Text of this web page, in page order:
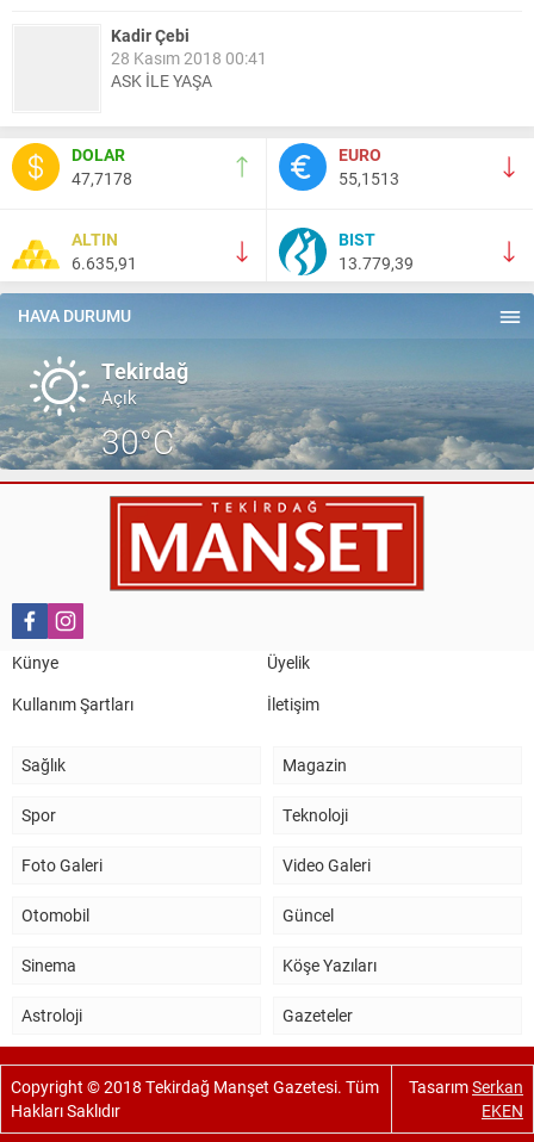
Kadir Çebi
28 Kasım 2018 00:41
ASK İLE YAŞA
Nail Kazanç
10 Mart 2023 21:36
HAYDİ TEKİRDAĞ MAÇA !!!!
Salih Canikli
5 Kasım 2024 19:54
TEKİRDAĞ İL EMNİYET MÜDÜRÜMÜZE HAYIRLI OLSUN
DOLAR
47,7178
EURO
55,1513
ALTIN
6.635,91
BIST
13.779,39
HAVA DURUMU
Tekirdağ
Açık
30°C
Künye
Üyelik
Kullanım Şartları
İletişim
Sağlık Magazin
Spor Teknoloji
Foto Galeri Video Galeri
Otomobil Güncel
Sinema Köşe Yazıları
Astroloji Gazeteler
Copyright © 2018 Tekirdağ Manşet Gazetesi. Tüm
Hakları Saklıdır
TasarımSerkan
EKEN